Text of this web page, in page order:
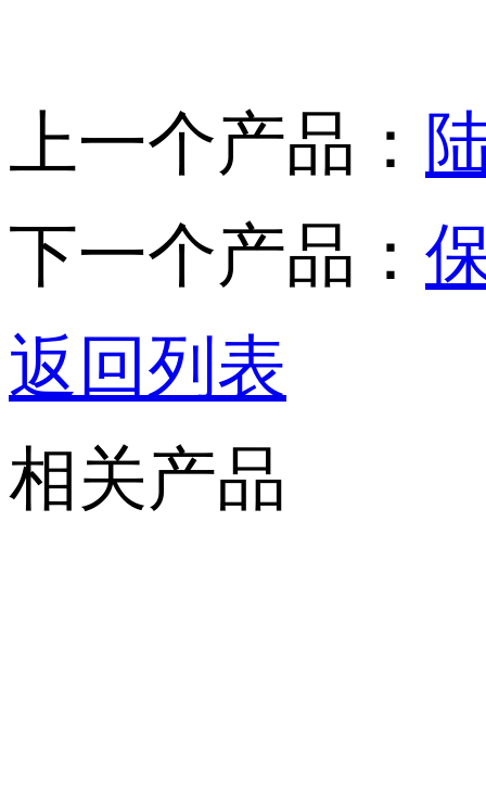
上一个产品：
下一个产品：
返回列表
相关产品